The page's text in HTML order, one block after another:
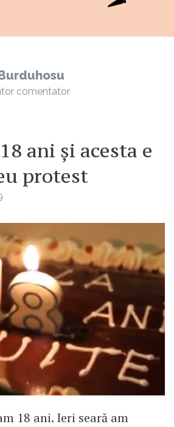
comentator
ani și acesta e
protest
18 ani. Ieri seară am